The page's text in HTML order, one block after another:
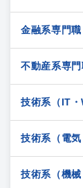
金融系専門職
不動産系専門
技術系（IT・
技術系（電気
技術系（機械